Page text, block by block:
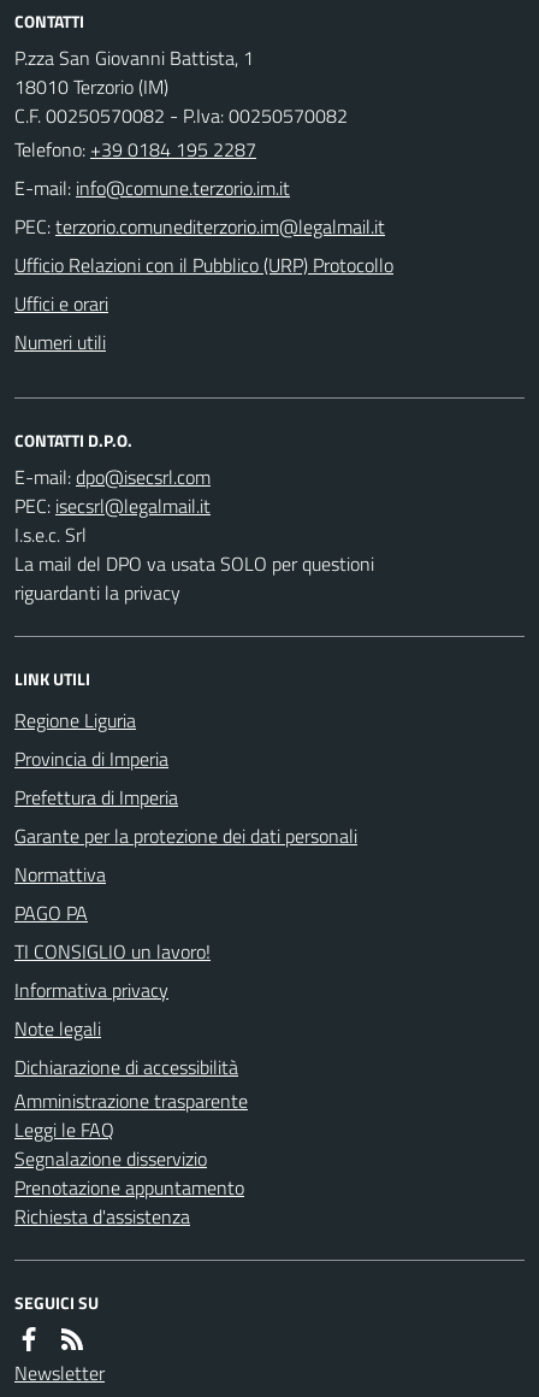
CONTATTI
P.zza San Giovanni Battista, 1
18010 Terzorio (IM)
C.F. 00250570082 - P.Iva: 00250570082
Telefono: +39 0184 195 2287
E-mail:
PEC:
Ufficio Relazioni con il Pubblico (URP) Protocollo
Uffici e orari
Numeri utili
CONTATTI D.P.O.
E-mail:
PEC:
I.s.e.c. Srl
La mail del DPO va usata SOLO per questioni
riguardanti la privacy
LINK UTILI
Regione Liguria
Provincia di Imperia
Prefettura di Imperia
Garante per la protezione dei dati personali
Normattiva
PAGO PA
TI CONSIGLIO un lavoro!
Informativa privacy
Note legali
Dichiarazione di accessibilità
Amministrazione trasparente
Leggi le FAQ
Segnalazione disservizio
Prenotazione appuntamento
Richiesta d'assistenza
SEGUICI SU
Newsletter